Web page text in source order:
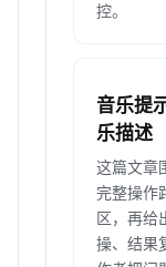
控。
音乐提
乐描述
这篇文章
完整操作
区，再给
操、结果